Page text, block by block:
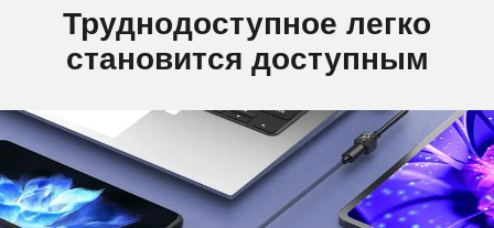
Труднодоступное легко
становится доступным